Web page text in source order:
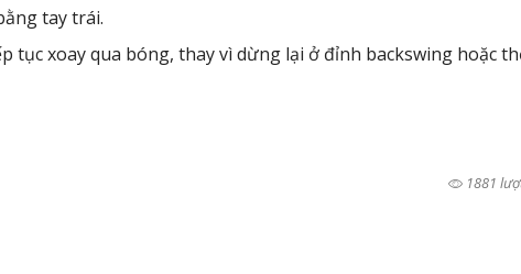
tay trái.
tục xoay qua bóng, thay vì dừng lại ở đỉnh backswing hoặc
1881